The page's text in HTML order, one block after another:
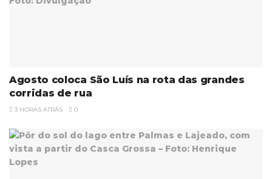
Agosto coloca São Luís na rota das grandes
corridas de rua
3 HORAS ATRÁS 0